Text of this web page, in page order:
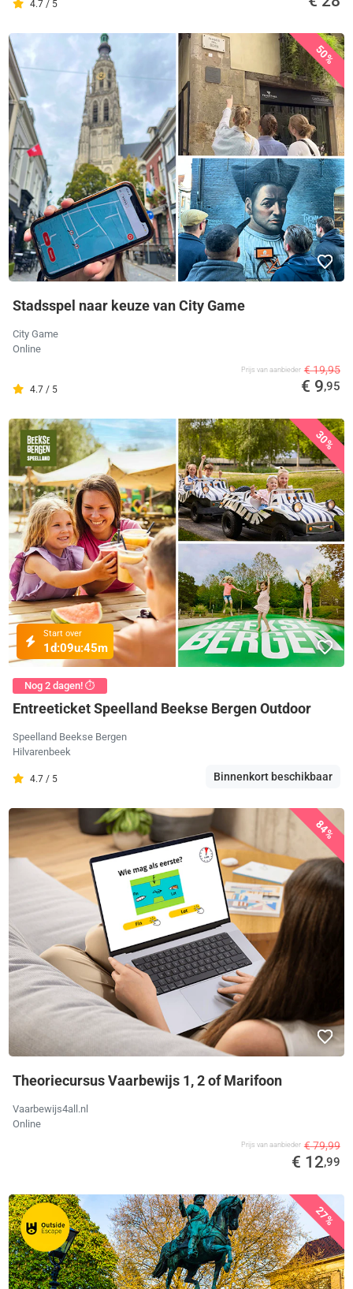
4.7 / 5
50%
Stadsspel naar keuze van City Game
City Game
Online
4.7 / 5
Prijs van aanbieder € 19,95
€ 9,95
30%
Start over
1d:09u:45m
Nog 2 dagen! ⏱️
Entreeticket Speelland Beekse Bergen Outdoor
Speelland Beekse Bergen
Hilvarenbeek
4.7 / 5 Binnenkort beschikbaar
84%
Theoriecursus Vaarbewijs 1, 2 of Marifoon
Vaarbewijs4all.nl
Online
Prijs van aanbieder € 79,99
€ 12,99
27%